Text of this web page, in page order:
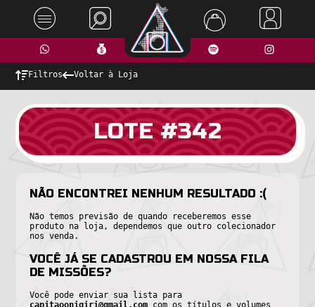
Filtros Voltar à Loja
LOTE #342
NÃO ENCONTREI NENHUM RESULTADO :(
Não temos previsão de quando receberemos esse
produto na loja, dependemos que outro colecionador
nos venda.
VOCÊ JÁ SE CADASTROU EM NOSSA FILA
DE MISSÕES?
Você pode enviar sua lista para